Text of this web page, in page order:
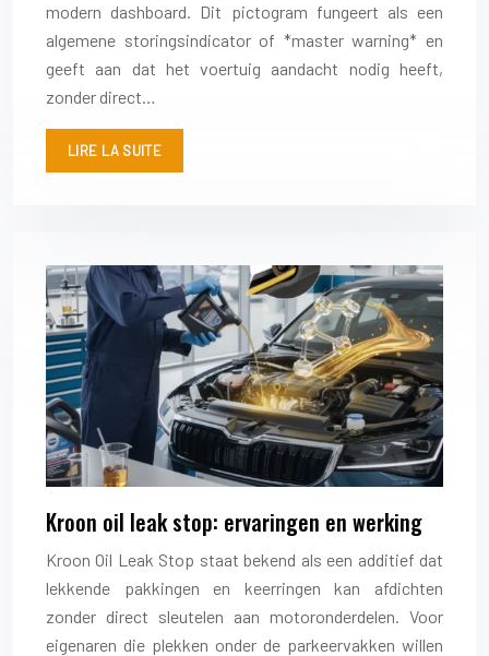
modern dashboard. Dit pictogram fungeert als een
algemene storingsindicator of *master warning* en
geeft aan dat het voertuig aandacht nodig heeft,
zonder direct…
LIRE LA SUITE
Kroon oil leak stop: ervaringen en werking
Kroon Oil Leak Stop staat bekend als een additief dat
lekkende pakkingen en keerringen kan afdichten
zonder direct sleutelen aan motoronderdelen. Voor
eigenaren die plekken onder de parkeervakken willen